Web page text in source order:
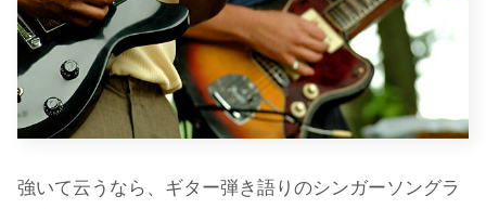
強いて云うなら、ギター弾き語りのシンガーソングラ